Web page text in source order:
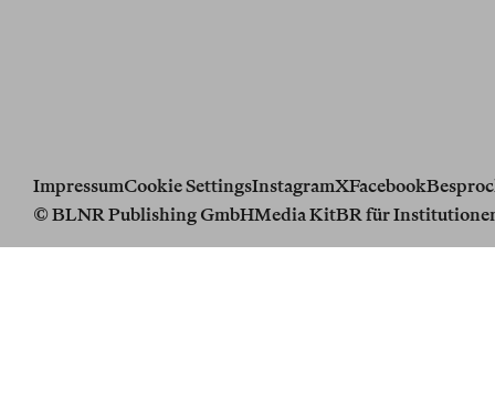
ImpressumCookie SettingsInstagramXFacebook
© BLNR Publishing GmbHMedia KitBR für